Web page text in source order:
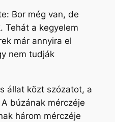
Bor még van, de
Tehát a kegyelem
már annyira el
nem tudják
állat közt szózatot, a
búzának mérczéje
három mérczéje